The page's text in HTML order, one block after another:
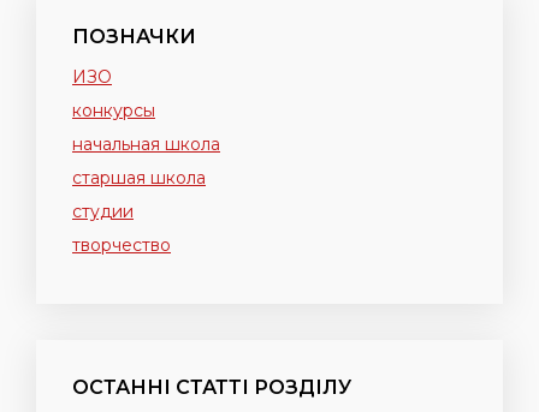
ПОЗНАЧКИ
ИЗО
конкурсы
начальная школа
старшая школа
студии
творчество
ОСТАННІ СТАТТІ РОЗДІЛУ